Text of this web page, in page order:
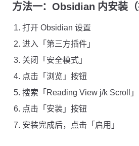
方法一：Obsidian 内安装（
打开 Obsidian 设置
进入「第三方插件」
关闭「安全模式」
点击「浏览」按钮
搜索「Reading View j/k Scroll」
点击「安装」按钮
安装完成后，点击「启用」